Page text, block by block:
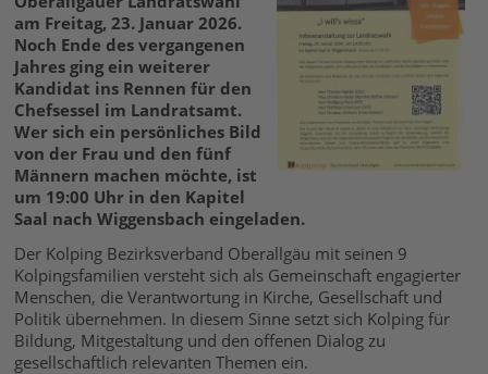
am Freitag, 23. Januar 2026.
Noch Ende des vergangenen
Jahres ging ein weiterer
Kandidat ins Rennen für den
Chefsessel im Landratsamt.
Wer sich ein persönliches Bild
von der Frau und den fünf
Männern machen möchte, ist
um 19:00 Uhr in den Kapitel
Saal nach Wiggensbach eingeladen.
Der Kolping Bezirksverband Oberallgäu mit seinen 9
Kolpingsfamilien versteht sich als Gemeinschaft engagierter
Menschen, die Verantwortung in Kirche, Gesellschaft und
Politik übernehmen. In diesem Sinne setzt sich Kolping für
Bildung, Mitgestaltung und den offenen Dialog zu
gesellschaftlich relevanten Themen ein.